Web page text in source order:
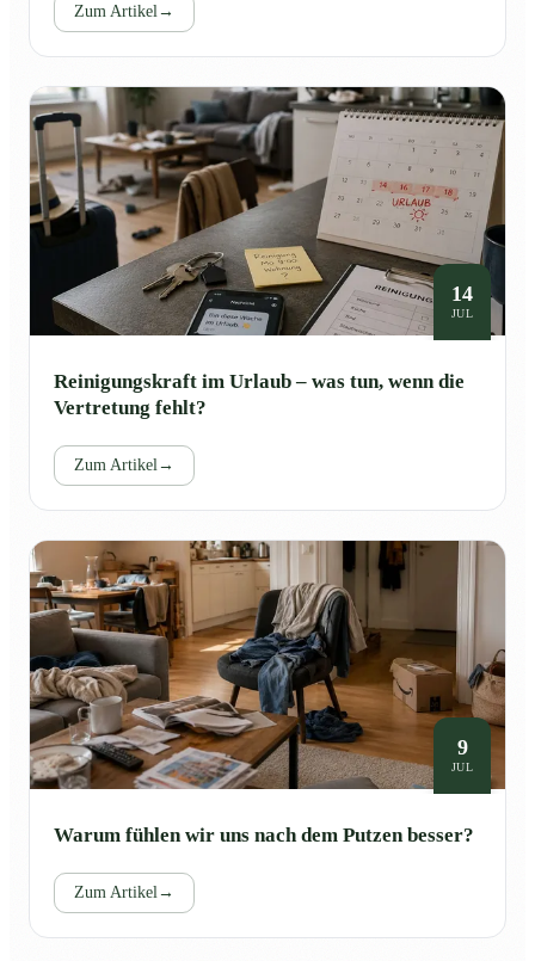
Zum Artikel →
14
JUL
Reinigungskraft im Urlaub – was tun, wenn die
Vertretung fehlt?
Zum Artikel →
9
JUL
Warum fühlen wir uns nach dem Putzen besser?
Zum Artikel →